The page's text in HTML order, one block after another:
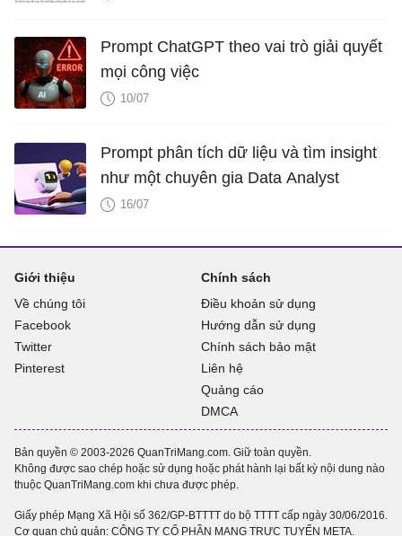
Prompt ChatGPT theo vai trò giải quyết
mọi công việc
10/07
Prompt phân tích dữ liệu và tìm insight
như một chuyên gia Data Analyst
16/07
Giới thiệu
Về chúng tôi
Facebook
Twitter
Pinterest
Chính sách
Điều khoản sử dụng
Hướng dẫn sử dụng
Chính sách bảo mật
Liên hệ
Quảng cáo
DMCA
Bản quyền © 2003-2026 QuanTriMang.com. Giữ toàn quyền.
Không được sao chép hoặc sử dụng hoặc phát hành lại bất kỳ nội dung nào
thuộc QuanTriMang.com khi chưa được phép.
Giấy phép Mạng Xã Hội số 362/GP-BTTTT do bộ TTTT cấp ngày 30/06/2016.
Cơ quan chủ quản: CÔNG TY CỔ PHẦN MẠNG TRỰC TUYẾN META.